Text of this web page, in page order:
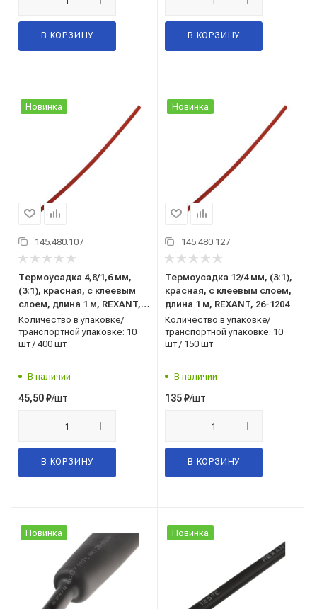
В КОРЗИНУ В КОРЗИНУ
Новинка
145.480.107
Термоусадка 4,8/1,6 мм,
(3:1), красная, с клеевым
слоем, длина 1 м, REXANT,
26-4804
Количество в упаковке/
транспортной упаковке: 10
шт / 400 шт
В наличии
45,50₽/шт
В КОРЗИНУ
Новинка
145.480.127
Термоусадка 12/4 мм, (3:1),
красная, с клеевым слоем,
длина 1 м, REXANT, 26-1204
Количество в упаковке/
транспортной упаковке: 10
шт / 150 шт
В наличии
135₽/шт
В КОРЗИНУ
Новинка Новинка